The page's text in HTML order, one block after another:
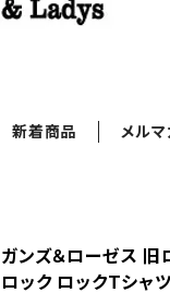
新着商品 メル
ガンズ＆ローゼス 旧
ロック ロックTシャ